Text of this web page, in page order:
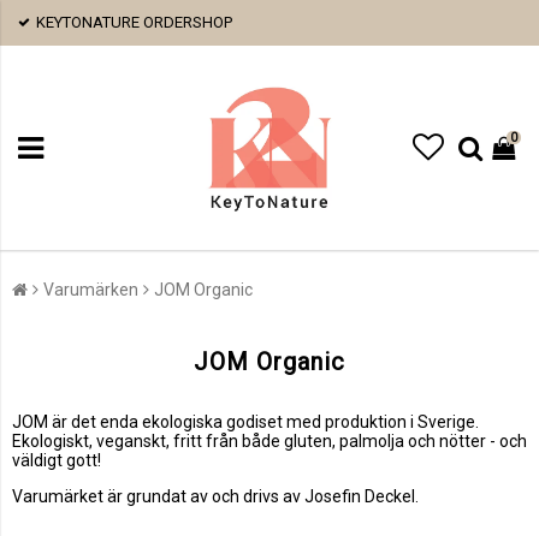
KEYTONATURE ORDERSHOP
0
Varumärken JOM Organic
JOM Organic
JOM är det enda ekologiska godiset med produktion i Sverige.
Ekologiskt, veganskt, fritt från både gluten, palmolja och nötter - och
väldigt gott!
Varumärket är grundat av och drivs av Josefin Deckel.